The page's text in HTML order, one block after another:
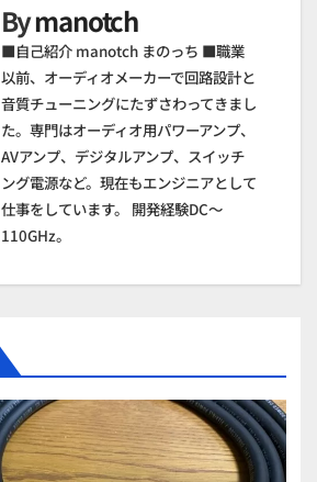
Bymanotch
■自己紹介 manotch まのっち ■職業
以前、オーディオメーカーで回路設計と
音質チューニングにたずさわってきまし
た。専門はオーディオ用パワーアンプ、
AVアンプ、デジタルアンプ、スイッチ
ング電源など。現在もエンジニアとして
仕事をしています。 開発経験DC～
110GHz。